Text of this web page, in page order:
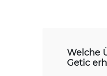
Welche
Getic